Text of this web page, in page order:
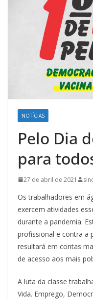
NOTÍCIAS
Pelo Dia
para
27 de abril de 2021
Os trabalhadores em
exercem atividades
durante a pandemia.
profissional e contra a
resultará em contas
de acesso aos mais
A luta da classe
Vida. Emprego,